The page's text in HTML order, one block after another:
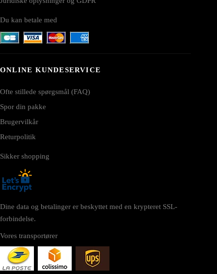
Du kan betale med
ONLINE KUNDESERVICE
Ofte stillede spørgsmål (FAQ)
Spor din pakke
Brugervilkår
Returpolitik
Sikker shopping
Dine data og betalinger er beskyttet med en krypteret SSL-
forbindelse.
Vores transportører